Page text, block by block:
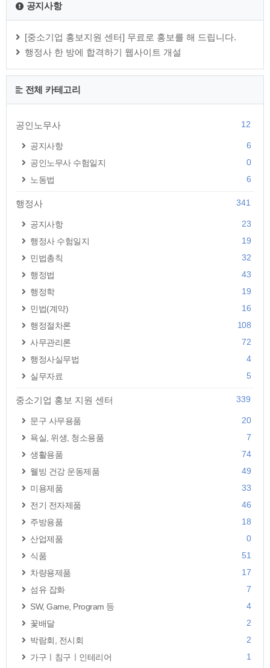
공지사항
[중소기업 홍보지원 센터] 무료로 홍보를 해 드립니다.
행정사 한 방에 합격하기 웹사이트 개설
전체 카테고리
공인노무사 12
공지사항
6
공인노무사 수험일지
0
노동법
6
행정사 341
공지사항
23
행정사 수험일지
19
민법총칙
32
행정법
43
행정학
19
민법(계약)
16
행정절차론
108
사무관리론
72
행정사실무법
4
실무자료
5
중소기업 홍보 지원 센터 339
문구 사무용품
20
욕실, 위생, 청소용품
7
생활용품
74
웰빙 건강 운동제품
49
미용제품
33
전기 전자제품
46
주방용품
18
산업제품
0
식품
51
차량용제품
17
섬유 잡화
7
SW, Game, Program 등
4
꽃배달
2
박람회, 전시회
2
가구ㅣ침구ㅣ인테리어
1